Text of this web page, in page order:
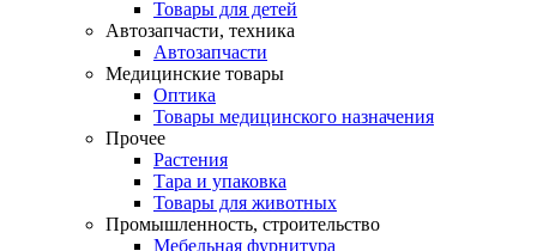
Товары для детей
Автозапчасти, техника
Автозапчасти
Медицинские товары
Оптика
Товары медицинского назначения
Прочее
Растения
Тара и упаковка
Товары для животных
Промышленность, строительство
Мебельная фурнитура